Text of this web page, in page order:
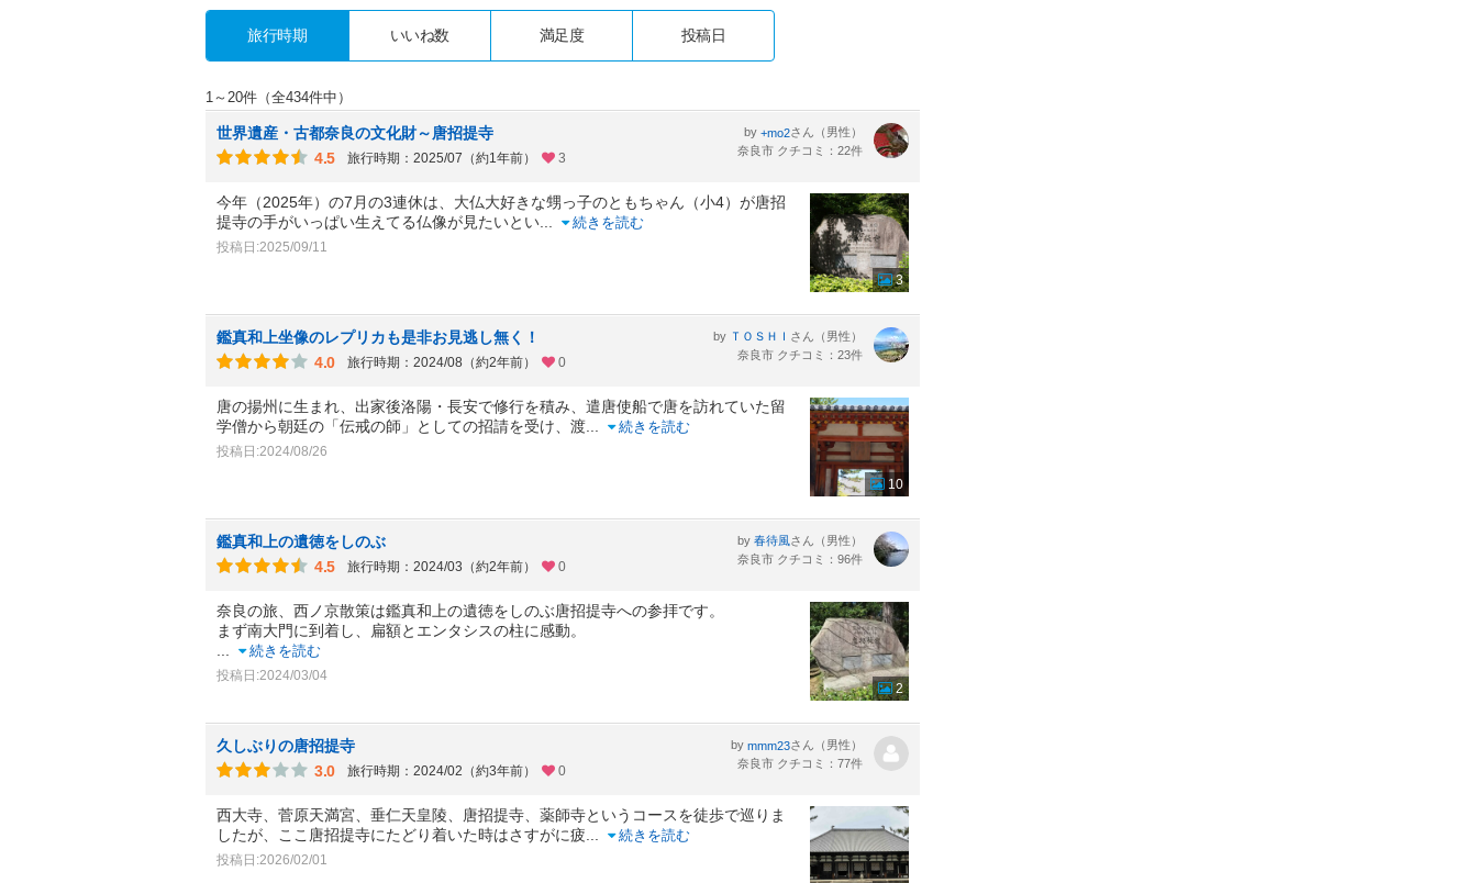
旅行時期 いいね数 満足度 投稿日
1～20件（全434件中）
世界遺産・古都奈良の文化財～唐招提寺
4.5
旅行時期：2025/07（約1年前） 3
by +mo2さん（男性）
奈良市 クチコミ：22件
今年（2025年）の7月の3連休は、大仏大好きな甥っ子のともちゃん（小4）が唐招
提寺の手がいっぱい生えてる仏像が見たいとい
続きを読む
投稿日:2025/09/11
3
鑑真和上坐像のレプリカも是非お見逃し無く！
4.0
旅行時期：2024/08（約2年前） 0
by ＴＯＳＨＩ さん（男性）
奈良市 クチコミ：23件
唐の揚州に生まれ、出家後洛陽・長安で修行を積み、遣唐使船で唐を訪れていた留
学僧から朝廷の「伝戒の師」としての招請を受け、渡
続きを読む
投稿日:2024/08/26
10
鑑真和上の遺徳をしのぶ
4.5
旅行時期：2024/03（約2年前） 0
by 春待風さん（男性）
奈良市 クチコミ：96件
奈良の旅、西ノ京散策は鑑真和上の遺徳をしのぶ唐招提寺への参拝です。
まず南大門に到着し、扁額とエンタシスの柱に感動。
続きを読む
投稿日:2024/03/04
2
久しぶりの唐招提寺
3.0
旅行時期：2024/02（約3年前） 0
by mmm23さん（男性）
奈良市 クチコミ：77件
西大寺、菅原天満宮、垂仁天皇陵、唐招提寺、薬師寺というコースを徒歩で巡りま
したが、ここ唐招提寺にたどり着いた時はさすがに疲
続きを読む
投稿日:2026/02/01